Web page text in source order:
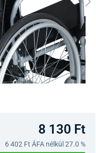
8 130 Ft
6 402 Ft ÁFA nélkül 27.0 %